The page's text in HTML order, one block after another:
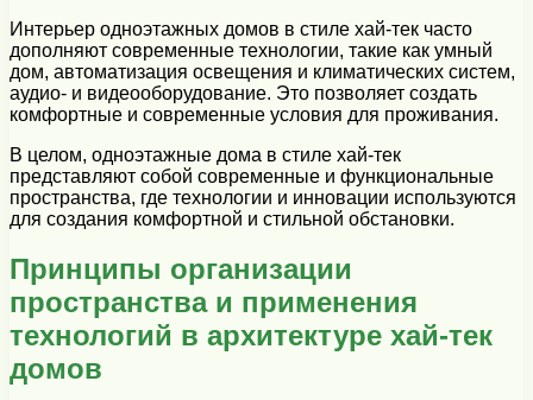
Интерьер одноэтажных домов в стиле хай-тек часто
дополняют современные технологии, такие как умный
дом, автоматизация освещения и климатических систем,
аудио- и видеооборудование. Это позволяет создать
комфортные и современные условия для проживания.
В целом, одноэтажные дома в стиле хай-тек
представляют собой современные и функциональные
пространства, где технологии и инновации используются
для создания комфортной и стильной обстановки.
Принципы организации
пространства и применения
технологий в архитектуре хай-тек
домов